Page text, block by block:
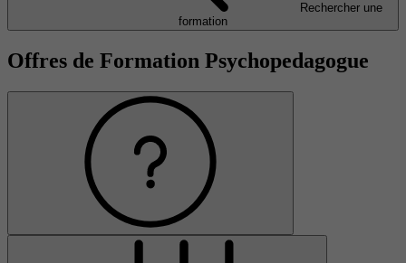
Rechercher une
formation
Offres de Formation Psychopedagogue